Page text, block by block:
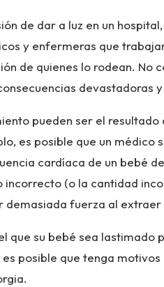
de dar a luz en un
y enfermeras que
de quienes lo rodean. No
devastadoras
pueden ser el
es posible que un
cardíaca de un bebé
(o la cantidad
demasiada fuerza al
que su bebé sea
posible que tenga